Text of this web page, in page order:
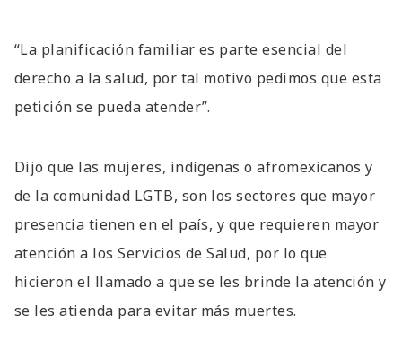
“La planificación familiar es parte esencial del
derecho a la salud, por tal motivo pedimos que esta
petición se pueda atender”.
Dijo que las mujeres, indígenas o afromexicanos y
de la comunidad LGTB, son los sectores que mayor
presencia tienen en el país, y que requieren mayor
atención a los Servicios de Salud, por lo que
hicieron el llamado a que se les brinde la atención y
se les atienda para evitar más muertes.